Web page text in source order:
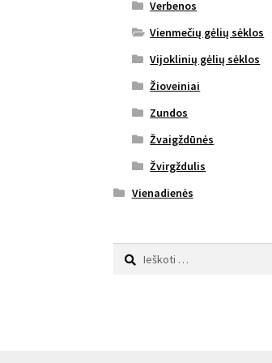
Verbenos
Vienmečių gėlių sėklos
Vijoklinių gėlių sėklos
Žioveiniai
Zundos
Žvaigždūnės
Žvirgždulis
Vienadienės
Ieškoti: